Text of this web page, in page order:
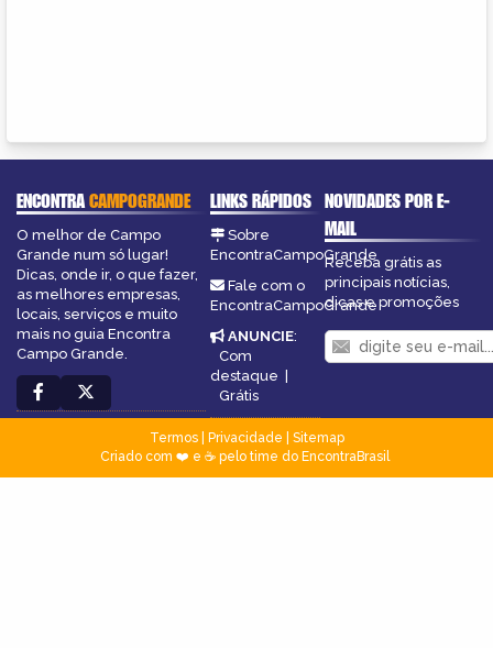
ENCONTRACAMPOGRANDE
O melhor de Campo
Grande num só lugar!
Dicas, onde ir, o que fazer,
as melhores empresas,
locais, serviços e muito
mais no guia Encontra
Campo Grande.
LINKS RÁPIDOS
Sobre
EncontraCampoGrande
Fale com o
EncontraCampoGrande
ANUNCIE:
Com
destaque |
Grátis
NOVIDADES POR E-
MAIL
Receba grátis as
principais notícias,
dicas e promoções
Termos| Privacidade
Sitemap
Criado com ❤️ e ☕ pelo time do EncontraBrasil